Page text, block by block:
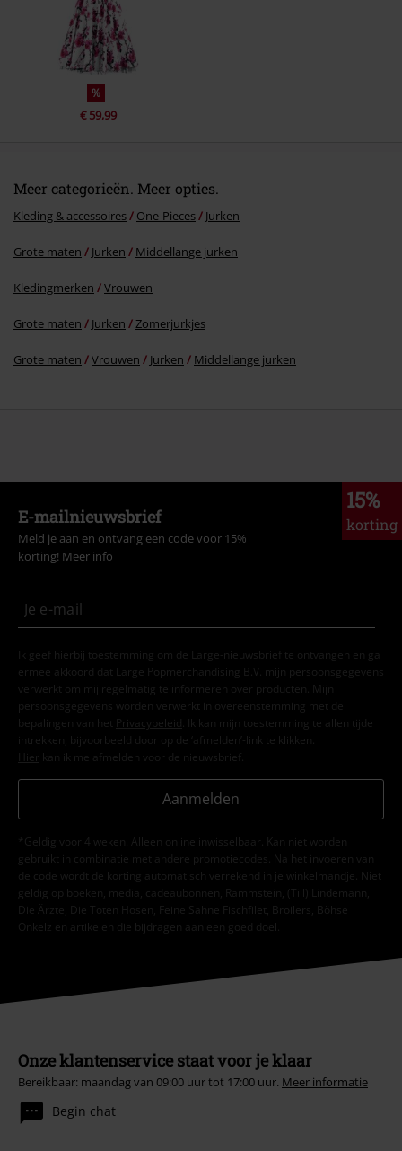
%
€ 59,99
Meer categorieën. Meer opties.
Kleding & accessoires One-Pieces Jurken
Grote maten Jurken Middellange jurken
Kledingmerken Vrouwen
Grote maten Jurken Zomerjurkjes
Grote maten Vrouwen Jurken Middellange jurken
15%
korting
E-mailnieuwsbrief
Meld je aan en ontvang een code voor 15%
korting! Meer info
Ik geef hierbij toestemming om de Large-nieuwsbrief te ontvangen en ga
ermee akkoord dat Large Popmerchandising B.V. mijn persoonsgegevens
verwerkt om mij regelmatig te informeren over producten. Mijn
persoonsgegevens worden verwerkt in overeenstemming met de
bepalingen van het
Privacybeleid . Ik kan mijn toestemming te allen tijde
intrekken, bijvoorbeeld door op de ‘afmelden’-link te klikken.
Hier kan ik me afmelden voor de nieuwsbrief.
Aanmelden
*Geldig voor 4 weken. Alleen online inwisselbaar. Kan niet worden
gebruikt in combinatie met andere promotiecodes. Na het invoeren van
de code wordt de korting automatisch verrekend in je winkelmandje. Niet
geldig op boeken, media, cadeaubonnen, Rammstein, (Till) Lindemann,
Die Ärzte, Die Toten Hosen, Feine Sahne Fischfilet, Broilers, Böhse
Onkelz en artikelen die bijdragen aan een goed doel.
Onze klantenservice staat voor je klaar
Bereikbaar: maandag van 09:00 uur tot 17:00 uur. Meer informatie
Begin chat